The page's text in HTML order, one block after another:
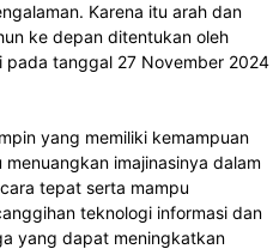
Karena itu arah dan
ke depan ditentukan oleh
pada tanggal 27 November 2024
yang memiliki kemampuan
imajinasinya dalam
tepat serta mampu
teknologi informasi dan
yang dapat meningkatkan